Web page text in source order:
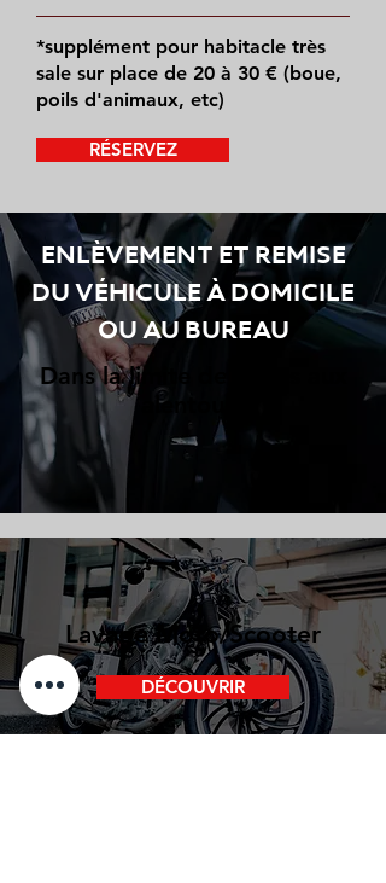
*supplément pour habitacle très
sale sur place de 20 à 30 € (boue,
poils d'animaux, etc)
RÉSERVEZ
ENLÈVEMENT ET REMISE
DU VÉHICULE À DOMICILE
OU AU BUREAU
Dans la limite de 2 kms aux
alentours
Lavage Moto/Scooter
DÉCOUVRIR